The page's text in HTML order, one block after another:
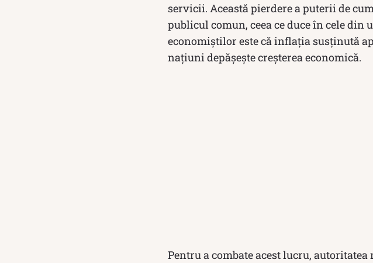
servicii. Această pierdere a puterii de
publicul comun, ceea ce duce în cele din
economiștilor este că inflația susținută
națiuni depășește creșterea economică.
Pentru a combate acest lucru,